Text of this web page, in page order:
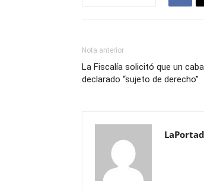
Nota anterior
La Fiscalía solicitó que un
declarado “sujeto de derecho”